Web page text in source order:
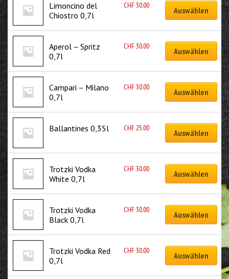
Limoncino del
Chiostro 0,7l
CHF30.00 Auswählen
Aperol – Spritz
0,7l
CHF30.00 Auswählen
Campari – Milano
0,7l
CHF30.00 Auswählen
Ballantines 0,35l CHF25.00 Auswählen
Trotzki Vodka
White 0,7l
CHF30.00 Auswählen
Trotzki Vodka
Black 0,7l
CHF30.00 Auswählen
Trotzki Vodka Red
0,7l
CHF30.00 Auswählen